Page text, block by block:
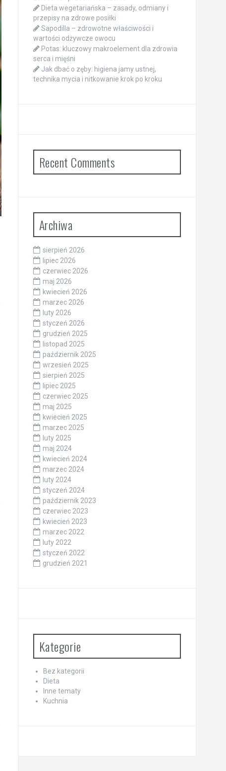
Dieta wegetariańska – zasady, odmiany i
przepisy na zdrowe posiłki
Sapodilla – zdrowotne właściwości i
wartości odżywcze owocu
Potas: kluczowy makroelement dla zdrowia
serca i mięśni
Jak dbać o zęby: higiena jamy ustnej,
technika mycia i nitkowanie krok po kroku
Recent Comments
Archiwa
sierpień 2026
lipiec 2026
czerwiec 2026
maj 2026
kwiecień 2026
marzec 2026
luty 2026
styczeń 2026
grudzień 2025
listopad 2025
październik 2025
wrzesień 2025
sierpień 2025
lipiec 2025
czerwiec 2025
maj 2025
kwiecień 2025
marzec 2025
luty 2025
maj 2024
kwiecień 2024
marzec 2024
luty 2024
styczeń 2024
październik 2023
czerwiec 2023
kwiecień 2023
marzec 2022
luty 2022
styczeń 2022
grudzień 2021
Kategorie
Bez kategorii
Dieta
Inne tematy
Kuchnia